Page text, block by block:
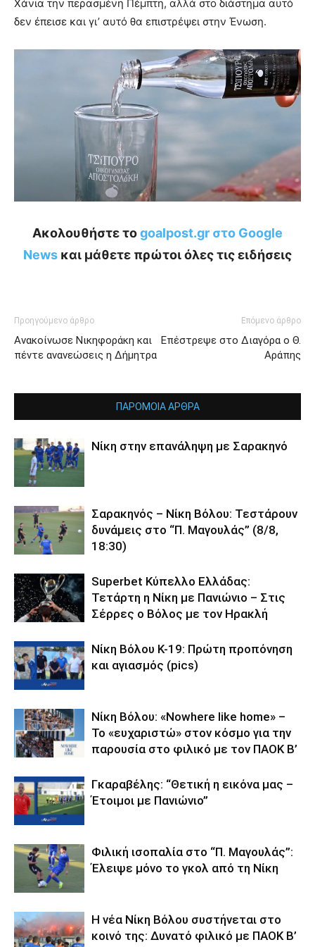
Χάνια την περασμένη Πέμπτη, αλλά στο διάστημα αυτό
δεν έπεισε και γι’ αυτό θα επιστρέψει στην Ένωση.
Ακολουθήστε τοgoalpost.gr στο Google
News και μάθετε πρώτοι όλες τις ειδήσεις
Προηγούμενο άρθρο
Ανακοίνωσε Νικηφοράκη και
πέντε ανανεώσεις η Δήμητρα
Επόμενο άρθρο
Επέστρεψε στο Διαγόρα ο Θ.
Αράπης
ΠΑΡΟΜΟΙΑ ΑΡΘΡΑ
Νίκη στην επανάληψη με Σαρακηνό
Σαρακηνός – Νίκη Βόλου: Τεστάρουν
δυνάμεις στο “Π. Μαγουλάς” (8/8,
18:30)
Superbet Κύπελλο Ελλάδας:
Τετάρτη η Νίκη με Πανιώνιο – Στις
Σέρρες ο Βόλος με τον Ηρακλή
Νίκη Βόλου Κ-19: Πρώτη προπόνηση
και αγιασμός (pics)
Νίκη Βόλου: «Nowhere like home» –
Το «ευχαριστώ» στον κόσμο για την
παρουσία στο φιλικό με τον ΠΑΟΚ Β’
Γκαραβέλης: “Θετική η εικόνα μας –
Έτοιμοι με Πανιώνιο”
Φιλική ισοπαλία στο “Π. Μαγουλάς”:
Έλειψε μόνο το γκολ από τη Νίκη
Η νέα Νίκη Βόλου συστήνεται στο
κοινό της: Δυνατό φιλικό με ΠΑΟΚ Β’